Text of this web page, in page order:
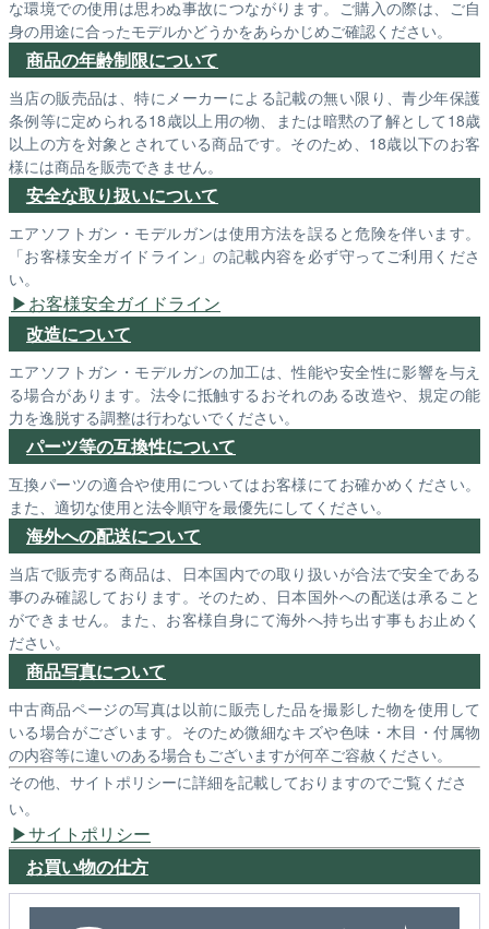
な環境での使用は思わぬ事故につながります。ご購入の際は、ご自
身の用途に合ったモデルかどうかをあらかじめご確認ください。
商品の年齢制限について
当店の販売品は、特にメーカーによる記載の無い限り、青少年保護
条例等に定められる18歳以上用の物、または暗黙の了解として18歳
以上の方を対象とされている商品です。そのため、18歳以下のお客
様には商品を販売できません。
安全な取り扱いについて
エアソフトガン・モデルガンは使用方法を誤ると危険を伴います。
「お客様安全ガイドライン」の記載内容を必ず守ってご利用くださ
い。
お客様安全ガイドライン
改造について
エアソフトガン・モデルガンの加工は、性能や安全性に影響を与え
る場合があります。法令に抵触するおそれのある改造や、規定の能
力を逸脱する調整は行わないでください。
パーツ等の互換性について
互換パーツの適合や使用についてはお客様にてお確かめください。
また、適切な使用と法令順守を最優先にしてください。
海外への配送について
当店で販売する商品は、日本国内での取り扱いが合法で安全である
事のみ確認しております。そのため、日本国外への配送は承ること
ができません。また、お客様自身にて海外へ持ち出す事もお止めく
ださい。
商品写真について
中古商品ページの写真は以前に販売した品を撮影した物を使用して
いる場合がございます。そのため微細なキズや色味・木目・付属物
の内容等に違いのある場合もございますが何卒ご容赦ください。
その他、サイトポリシーに詳細を記載しておりますのでご覧くださ
い。
サイトポリシー
お買い物の仕方